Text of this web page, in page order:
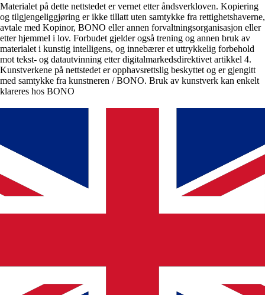
Materialet på dette nettstedet er vernet etter åndsverkloven. Kopiering
og tilgjengeliggjøring er ikke tillatt uten samtykke fra rettighetshaverne,
avtale med Kopinor, BONO eller annen forvaltningsorganisasjon eller
etter hjemmel i lov. Forbudet gjelder også trening og annen bruk av
materialet i kunstig intelligens, og innebærer et uttrykkelig forbehold
mot tekst- og datautvinning etter digitalmarkedsdirektivet artikkel 4.
Kunstverkene på nettstedet er opphavsrettslig beskyttet og er gjengitt
med samtykke fra kunstneren / BONO. Bruk av kunstverk kan enkelt
klareres hos BONO